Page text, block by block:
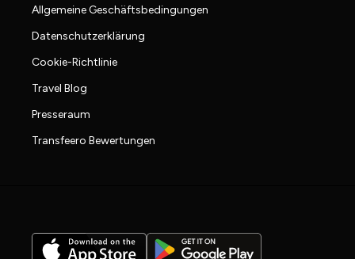
Allgemeine Geschäftsbedingungen
Datenschutzerklärung
Cookie-Richtlinie
Travel Blog
Presseraum
Transfeero Bewertungen